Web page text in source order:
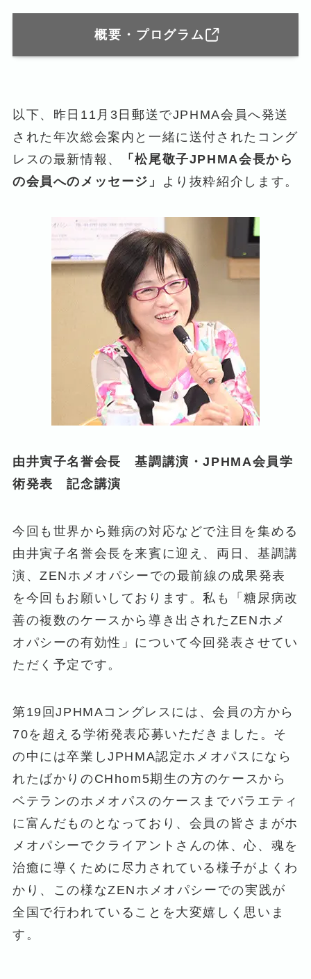
概要・プログラム
以下、昨日11月3日郵送でJPHMA会員へ発送
された年次総会案内と一緒に送付されたコング
レスの最新情報、
「松尾敬子JPHMA会長から
の会員へのメッセージ」
より抜粋紹介します。
由井寅子名誉会長 基調講演・JPHMA会員学
術発表 記念講演
今回も世界から難病の対応などで注目を集める
由井寅子名誉会長を来賓に迎え、両日、基調講
演、ZENホメオパシーでの最前線の成果発表
を今回もお願いしております。私も「糖尿病改
善の複数のケースから導き出されたZENホメ
オパシーの有効性」について今回発表させてい
ただく予定です。
第19回JPHMAコングレスには、会員の方から
70を超える学術発表応募いただきました。そ
の中には卒業しJPHMA認定ホメオパスになら
れたばかりのCHhom5期生の方のケースから
ベテランのホメオパスのケースまでバラエティ
に富んだものとなっており、会員の皆さまがホ
メオパシーでクライアントさんの体、心、魂を
治癒に導くために尽力されている様子がよくわ
かり、この様なZENホメオパシーでの実践が
全国で行われていることを大変嬉しく思いま
す。